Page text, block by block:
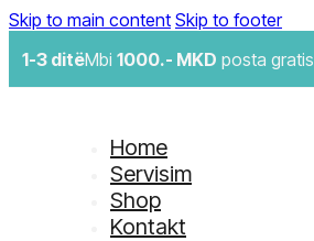
Skip to main content Skip to footer
1-3 ditëMbi 1000.- MKD posta gratis
Home
Servisim
Shop
Kontakt